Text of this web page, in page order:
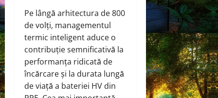
Pe lângă arhitectura de 800
de volți, managementul
termic inteligent aduce o
contribuție semnificativă la
performanța ridicată de
încărcare și la durata lungă
de viață a bateriei HV din